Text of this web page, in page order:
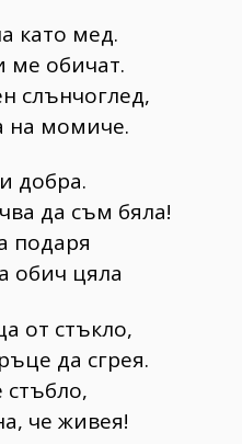
като мед.
ме обичат.
слънчоглед,
на момиче.
добра.
да съм бяла!
подаря
обич цяла
от стъкло,
да сгрея.
стъбло,
че живея!